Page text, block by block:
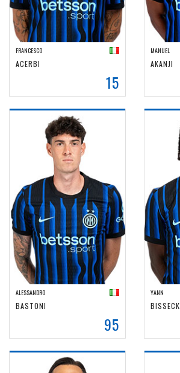
FRANCESCO
ACERBI
15
MANUEL
AKANJI
ALESSANDRO
BASTONI
95
YANN
BISSECK